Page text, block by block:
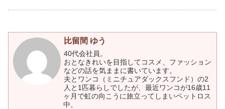
比留間 ゆう
40代会社員。
おとなきれいを目指してコスメ、ファッション
などの話を気ままに書いています。
夫とワンコ（ミニチュアダックスフンド）の2
人と1匹暮らしでしたが、最近ワンコが16歳11
ヶ月で虹の向こうに旅立ってしまいペットロス
中。